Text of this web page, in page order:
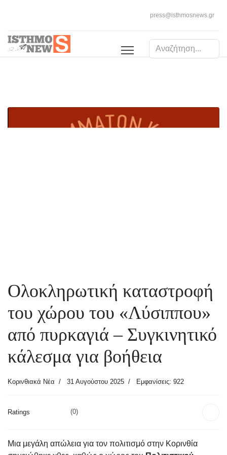
press@isthmosnews.gr
Αναζήτηση
Ολοκληρωτική καταστροφή
του χώρου του «Λύσιππου»
από πυρκαγιά – Συγκινητικό
κάλεσμα για βοήθεια
Κορινθιακά Νέα 31 Αυγούστου 2025 Εμφανίσεις: 922
Ratings
Μια μεγάλη απώλεια για τον πολιτισμό στην Κορινθία